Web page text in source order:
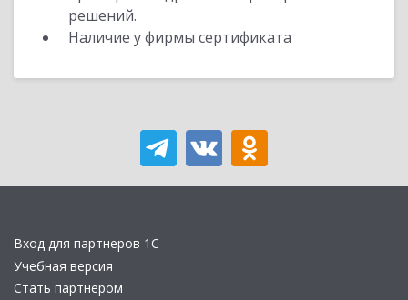
решений.
Наличие у фирмы сертификата
Вход для партнеров 1С
Учебная версия
Стать партнером